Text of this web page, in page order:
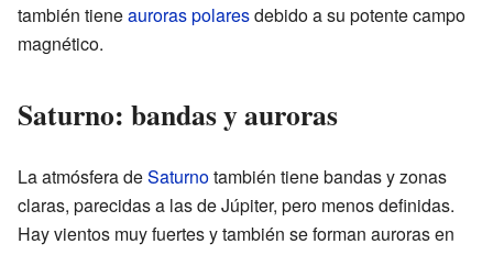
también tieneauroras polaresdebido a su potente campo
magnético.
Saturno: bandas y auroras
La atmósfera deSaturnotambién tiene bandas y zonas
claras, parecidas a las de Júpiter, pero menos definidas.
Hay vientos muy fuertes y también se forman auroras en